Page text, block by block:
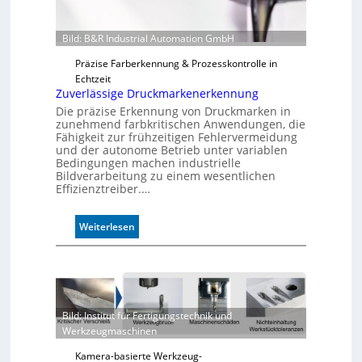
Bild: B&R Industrial Automation GmbH
Präzise Farberkennung & Prozesskontrolle in
Echtzeit
Zuverlässige Druckmarkenerkennung
Die präzise Erkennung von Druckmarken in
zunehmend farbkritischen Anwendungen, die
Fähigkeit zur frühzeitigen Fehlervermeidung
und der autonome Betrieb unter variablen
Bedingungen machen industrielle
Bildverarbeitung zu einem wesentlichen
Effizienztreiber.…
Weiterlesen
Z
v
e
r
l
ä
Bild: Institut für Fertigungstechnik und
Werkzeugmaschinen
Kamera-basierte Werkzeug-